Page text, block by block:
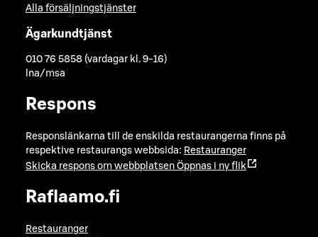
Alla försäljningstjänster
Ägarkundtjänst
010 76 5858 (vardagar kl. 9-16)
lna/msa
Respons
Responslänkarna till de enskilda restaurangerna finns på
respektive restaurangs webbsida: Restauranger
Skicka respons om webbplatsen Öppnas i ny flik
Raflaamo.fi
Restauranger